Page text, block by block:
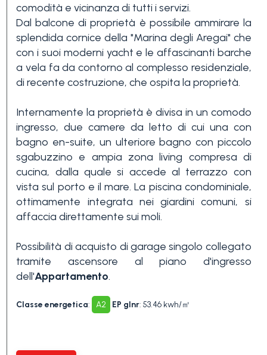
comodità e vicinanza di tutti i servizi.
Dal balcone di proprietà è possibile ammirare la
splendida cornice della "Marina degli Aregai" che
con i suoi moderni yacht e le affascinanti barche
a vela fa da contorno al complesso residenziale,
di recente costruzione, che ospita la proprietà.
Internamente la proprietà è divisa in un comodo
ingresso, due camere da letto di cui una con
bagno en-suite, un ulteriore bagno con piccolo
sgabuzzino e ampia zona living compresa di
cucina, dalla quale si accede al terrazzo con
vista sul porto e il mare. La piscina condominiale,
ottimamente integrata nei giardini comuni, si
affaccia direttamente sui moli.
Possibilità di acquisto di garage singolo collegato
tramite ascensore al piano d'ingresso
dell'Appartamento.
Classe energetica: A2 EP glnr: 53.46 kwh/㎡
minime
Qualsiasi
1
2
3+
Altre
-
multiscelta
Giardino